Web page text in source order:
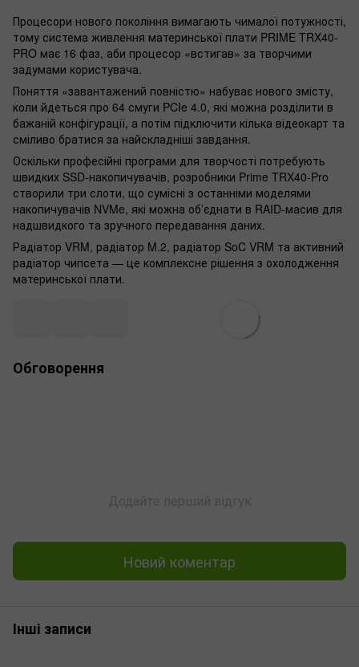
Процесори нового покоління вимагають чималої потужності,
тому система живлення материнської плати PRIME TRX40-
PRO має 16 фаз, аби процесор «встигав» за творчими
задумами користувача.
Поняття «завантажений повністю» набуває нового змісту,
коли йдеться про 64 смуги PCIe 4.0, які можна розділити в
бажаній конфігурації, а потім підключити кілька відеокарт та
сміливо братися за найскладніші завдання.
Оскільки професійні програми для творчості потребують
швидких ­SSD-накопичувачів, розробники Prime TRX40-Pro
створили три слоти, що сумісні з останніми моделями
накопичувачів NVMe, які можна об’єднати в RAID-масив для
надшвидкого та зручного передавання даних.
Радіатор VRM, радіатор M.2, радіатор SoC VRM та активний
радіатор чипсета — це комплексне рішення з охолодження
материнської плати.
Обговорення
Новий коментар
Інші записи